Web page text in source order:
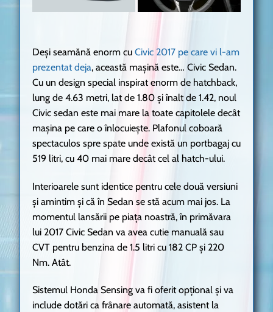
Deși seamănă enorm cu Civic 2017 pe care vi l-am
prezentat deja, această mașină este… Civic Sedan.
Cu un design special inspirat enorm de hatchback,
lung de 4.63 metri, lat de 1.80 și înalt de 1.42, noul
Civic sedan este mai mare la toate capitolele decât
mașina pe care o înlocuiește. Plafonul coboară
spectaculos spre spate unde există un portbagaj cu
519 litri, cu 40 mai mare decât cel al hatch-ului.
Interioarele sunt identice pentru cele două versiuni
și amintim și că în Sedan se stă acum mai jos. La
momentul lansării pe piața noastră, în primăvara
lui 2017 Civic Sedan va avea cutie manuală sau
CVT pentru benzina de 1.5 litri cu 182 CP și 220
Nm. Atât.
Sistemul Honda Sensing va fi oferit opțional și va
include dotări ca frânare automată, asistent la